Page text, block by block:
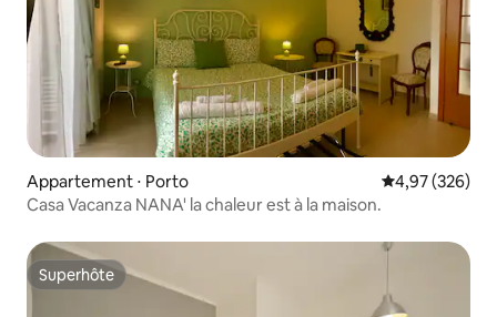
Appartement ⋅ Porto Évaluation
4,97 (326)
Casa Vacanza NANA' la chaleur est à la maison.
Superhôte
Superhôte